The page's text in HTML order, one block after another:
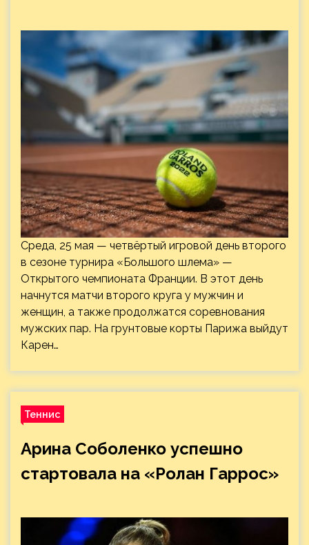
Среда, 25 мая — четвёртый игровой день второго
в сезоне турнира «Большого шлема» —
Открытого чемпионата Франции. В этот день
начнутся матчи второго круга у мужчин и
женщин, а также продолжатся соревнования
мужских пар. На грунтовые корты Парижа выйдут
Карен…
Теннис
Арина Соболенко успешно
стартовала на «Ролан Гаррос»